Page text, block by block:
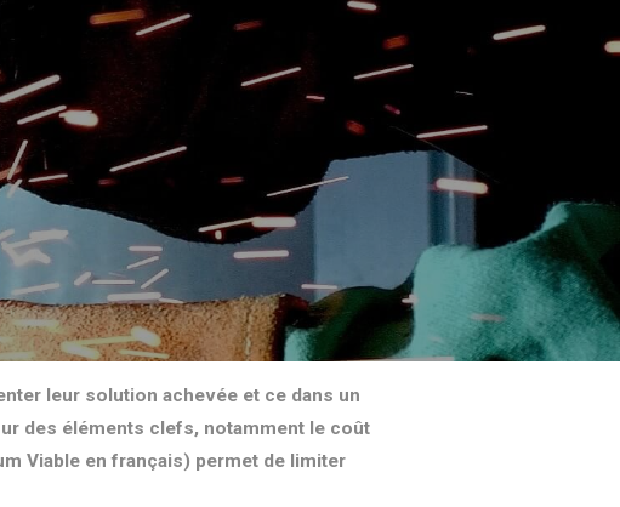
leur solution achevée et ce dans un
des éléments clefs, notamment le coût
Viable en français) permet de limiter